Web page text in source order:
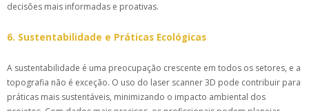
decisões mais informadas e proativas.
6. Sustentabilidade e Práticas Ecológicas
A sustentabilidade é uma preocupação crescente em todos os setores, e a
topografia não é exceção. O uso do laser scanner 3D pode contribuir para
práticas mais sustentáveis, minimizando o impacto ambiental dos